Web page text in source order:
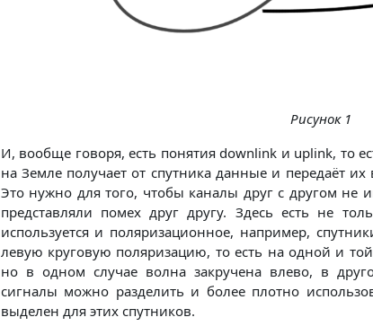
Рисунок 1
И, вообще говоря, есть понятия downlink и uplink, то
на Земле получает от спутника данные и передаёт
Это нужно для того, чтобы каналы друг с другом не
представляли помех друг другу. Здесь есть не
используется и поляризационное, например,
левую круговую поляризацию, то есть на одной и
но в одном случае волна закручена влево, в
сигналы можно разделить и более плотно
выделен для этих спутников.